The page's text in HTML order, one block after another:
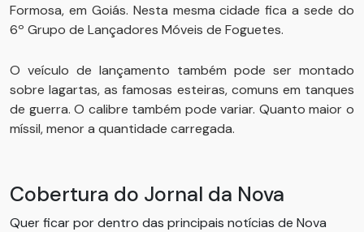
Formosa, em Goiás. Nesta mesma cidade fica a sede do
6º Grupo de Lançadores Móveis de Foguetes.
O veículo de lançamento também pode ser montado
sobre lagartas, as famosas esteiras, comuns em tanques
de guerra. O calibre também pode variar. Quanto maior o
míssil, menor a quantidade carregada.
Cobertura do Jornal da Nova
Quer ficar por dentro das principais notícias de Nova